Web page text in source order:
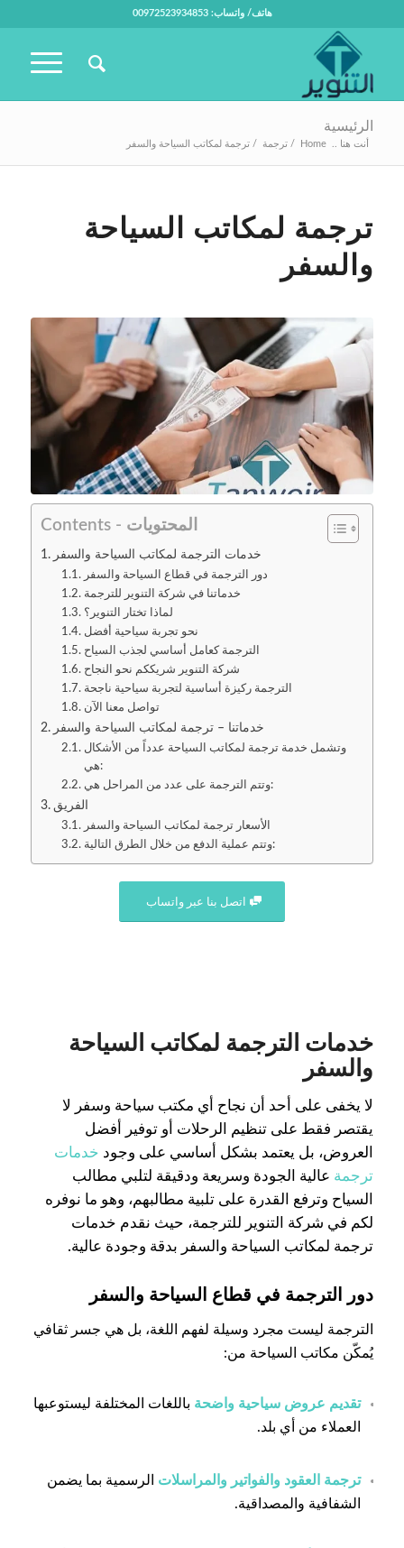
هاتف/ واتساب: 00972523934853
الرئيسية
أنت هنا .. Home
/ ترجمة / ترجمة لمكاتب السياحة والسفر
ترجمة لمكاتب السياحة
والسفر
Contents - المحتويات
خدمات الترجمة لمكاتب السياحة والسفر
دور الترجمة في قطاع السياحة والسفر
خدماتنا في شركة التنوير للترجمة
لماذا تختار التنوير؟
نحو تجربة سياحية أفضل
الترجمة كعامل أساسي لجذب السياح
شركة التنوير شريككم نحو النجاح
الترجمة ركيزة أساسية لتجربة سياحية ناجحة
تواصل معنا الآن
خدماتنا – ترجمة لمكاتب السياحة والسفر
وتشمل خدمة ترجمة لمكاتب السياحة عدداً من الأشكال
هي:
وتتم الترجمة على عدد من المراحل هي:
الفريق
الأسعار ترجمة لمكاتب السياحة والسفر
وتتم عملية الدفع من خلال الطرق التالية:
اتصل بنا عبر واتساب
خدمات الترجمة لمكاتب السياحة
والسفر
لا يخفى على أحد أن نجاح أي مكتب سياحة وسفر لا
يقتصر فقط على تنظيم الرحلات أو توفير أفضل
العروض، بل يعتمد بشكل أساسي على وجود خدمات
ترجمة عالية الجودة وسريعة ودقيقة لتلبي مطالب
السياح وترفع القدرة على تلبية مطالبهم، وهو ما نوفره
لكم في شركة التنوير للترجمة، حيث نقدم خدمات
ترجمة لمكاتب السياحة والسفر بدقة وجودة عالية.
دور الترجمة في قطاع السياحة والسفر
الترجمة ليست مجرد وسيلة لفهم اللغة، بل هي جسر ثقافي
يُمكّن مكاتب السياحة من:
تقديم عروض سياحية واضحة باللغات المختلفة ليستوعبها
العملاء من أي بلد.
ترجمة العقود والفواتير والمراسلات الرسمية بما يضمن
الشفافية والمصداقية.